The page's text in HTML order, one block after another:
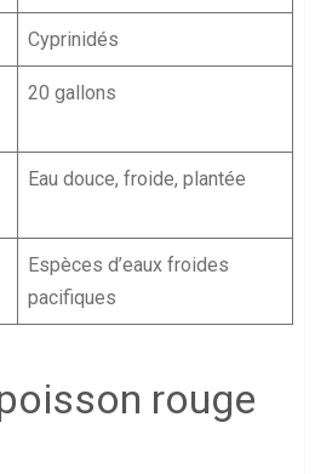
Cyprinidés
20 gallons
Eau douce, froide, plantée
Espèces d’eaux froides
pacifiques
rouge